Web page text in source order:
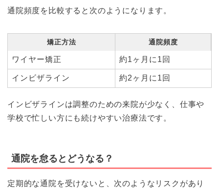
通院頻度を比較すると次のようになります。
矯正方法 通院頻度
ワイヤー矯正 約1ヶ月に1回
インビザライン 約2ヶ月に1回
インビザラインは調整のための来院が少なく、仕事や
学校で忙しい方にも続けやすい治療法です。
通院を怠るとどうなる？
定期的な通院を受けないと、次のようなリスクがあり